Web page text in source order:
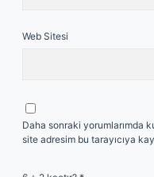
Web Sitesi
Daha sonraki yorumlarımda
site adresim bu tarayıcıya